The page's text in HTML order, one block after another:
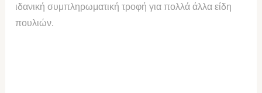
ιδανική συμπληρωματική τροφή για πολλά άλλα είδη
πουλιών.